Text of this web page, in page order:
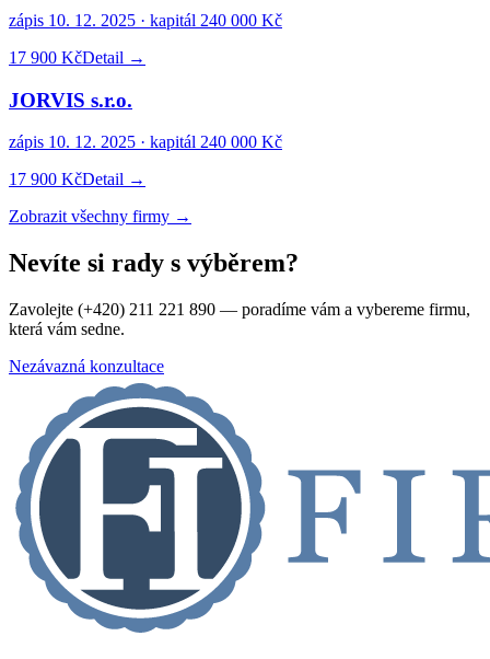
zápis 10. 12. 2025 · kapitál 240 000 Kč
17 900 KčDetail →
JORVIS s.r.o.
zápis 10. 12. 2025 · kapitál 240 000 Kč
17 900 KčDetail →
Zobrazit všechny firmy →
Nevíte si rady s výběrem?
Zavolejte (+420) 211 221 890 — poradíme vám a vybereme firmu,
která vám sedne.
Nezávazná konzultace